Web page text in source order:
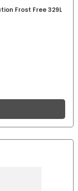
Frost Free 329L